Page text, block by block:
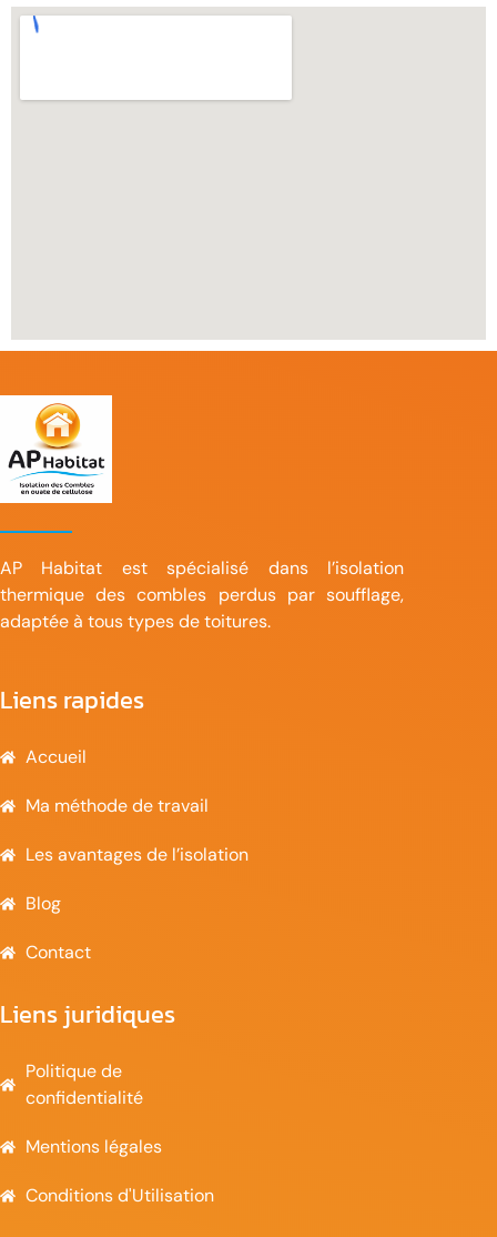
AP Habitat est spécialisé dans l’isolation
thermique des combles perdus par soufflage,
adaptée à tous types de toitures.
Liens rapides
Accueil
Ma méthode de travail
Les avantages de l’isolation
Blog
Contact
Liens juridiques
Politique de
confidentialité
Mentions légales
Conditions d'Utilisation